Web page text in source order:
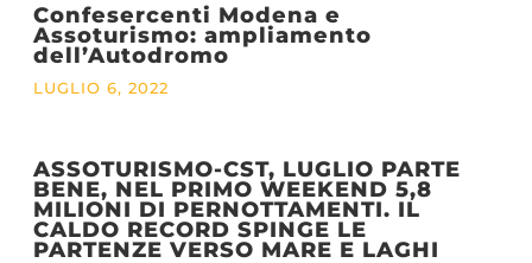
Confesercenti Modena e
Assoturismo: ampliamento
dell’Autodromo
LUGLIO 6, 2022
ASSOTURISMO-CST, LUGLIO PARTE
BENE, NEL PRIMO WEEKEND 5,8
MILIONI DI PERNOTTAMENTI. IL
CALDO RECORD SPINGE LE
PARTENZE VERSO MARE E LAGHI